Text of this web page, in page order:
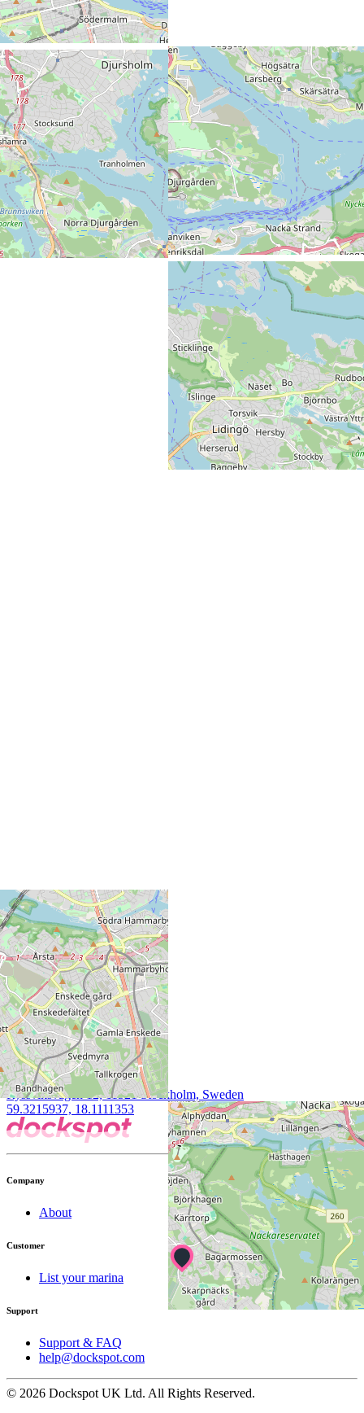
+−
©OpenStreetMap
hamnen@navis.se
Ryssviksvägen 12, 11521 Stockholm, Sweden
59.3215937, 18.1111353
Company
About
Customer
List your marina
Support
Support & FAQ
help@dockspot.com
© 2026 Dockspot UK Ltd. All Rights Reserved.